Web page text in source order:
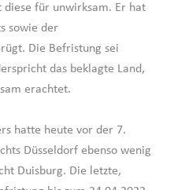
für unwirksam. Er hat
sowie der
Die Befristung sei
das beklagte Land,
erachtet.
hatte heute vor der 7.
Düsseldorf ebenso wenig
Duisburg. Die letzte,